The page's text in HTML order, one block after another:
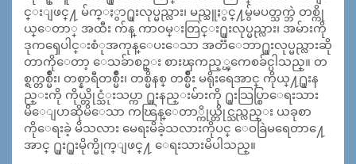
င္းျဖင္႔ မ်က္ႏွာ႐ူးလုပ္မည္လား၊ မည္သူႏွင္႔မွ်မပတ္သက္ဘဲ တစ္ကို
ယ္ေတာ္ အထီး က်န္ ကာဝမ္းတြင္း႐ူးလုပ္မည္လား၊ အမ်ားကို
ဒုကၡေပါင္းစံုအကုန္ေပးေသာ အတၱေဘာ႐ူးလုပ္မည္လားဆို
တာကိုေတာ့ ေသခ်ာစဥ္း စားၾကည့္ၾကေစခ်င္ပါသည္။ တ
စ္ရက္တစ္မ်ဳိး၊ တစ္နာရီတစ္မ်ဳိး၊ တစ္မိနစ္ တစ္မ်ဳိး မရိုးရေအာင္ ကိုယ္႔႐ူးန
ည္းကို ကိုယ္တိုင္သံုးသပ္ကာ ႐ူးနည္းမ်ားကို ႐ူးသြပ္စြာေရးသား
မိေျပာဆိုမိေသာ ကၽြန္ေတာ္ကိုယ္တိုင္သည္လည္း ယခုစာ
ကိုေရးခဲ့ မိသလား မေရးမိခဲ့သလားကိုပင္ ေဝခြဲမရေတာ႔ေ
အာင္ ႐ူး႐ူးမိုက္မိုက္ျဖင္႔ ေရးသားမိပါသည္။